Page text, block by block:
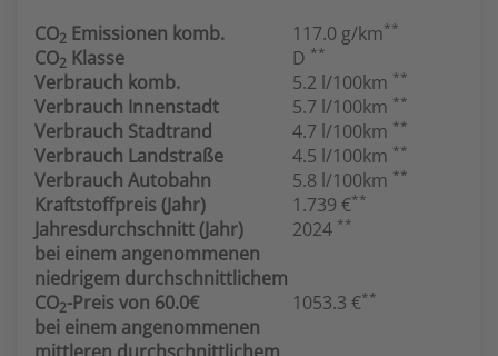
CO2 Emissionen komb. 117.0 g/km**
CO2 Klasse D **
Verbrauch komb. 5.2 l/100km **
Verbrauch Innenstadt 5.7 l/100km **
Verbrauch Stadtrand 4.7 l/100km **
Verbrauch Landstraße 4.5 l/100km **
Verbrauch Autobahn 5.8 l/100km **
Kraftstoffpreis (Jahr) 1.739 €**
Jahresdurchschnitt (Jahr) 2024 **
bei einem angenommenen
niedrigem durchschnittlichem
CO2-Preis von 60.0€ 1053.3 €**
bei einem angenommenen